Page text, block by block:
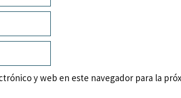
y web en este navegador para la